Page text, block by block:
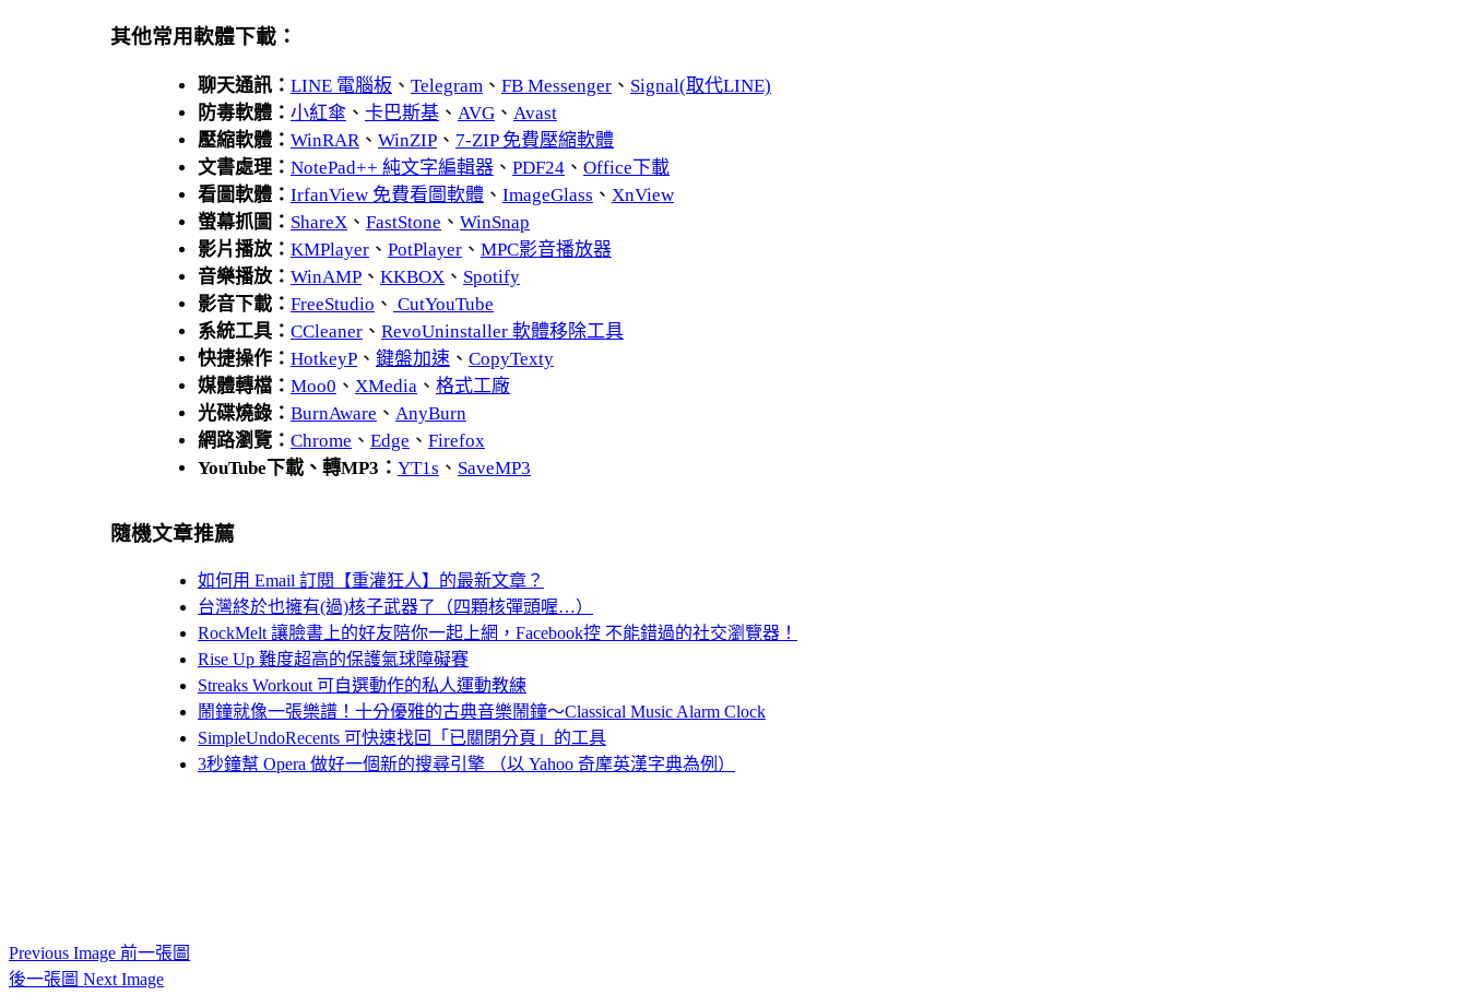
其他常用軟體下載：
聊天通訊： LINE 電腦板 、 Telegram、 FB Messenger、 Signal(取代LINE)
防毒軟體： 小紅傘 、 卡巴斯基、 AVG、 Avast
壓縮軟體： WinRAR、 WinZIP、 7-ZIP 免費壓縮軟體
文書處理： NotePad++ 純文字編輯器、 PDF24、 Office下載
看圖軟體： IrfanView 免費看圖軟體、 ImageGlass 、 XnView
螢幕抓圖： ShareX、 FastStone 、 WinSnap
影片播放： KMPlayer、 PotPlayer、 MPC影音播放器
音樂播放： WinAMP、 KKBOX、 Spotify
影音下載： FreeStudio 、 CutYouTube
系統工具： CCleaner、 RevoUninstaller 軟體移除工具
快捷操作： HotkeyP、 鍵盤加速、 CopyTexty
媒體轉檔： Moo0 、 XMedia、 格式工廠
光碟燒錄： BurnAware 、 AnyBurn
網路瀏覽： Chrome 、 Edge 、 Firefox
YouTube下載、轉MP3： YT1s 、 SaveMP3
隨機文章推薦
如何用 Email 訂閱【重灌狂人】的最新文章？
台灣終於也擁有(過)核子武器了（四顆核彈頭喔…）
RockMelt 讓臉書上的好友陪你一起上網，Facebook控 不能錯過的社交瀏覽器！
Rise Up 難度超高的保護氣球障礙賽
Streaks Workout 可自選動作的私人運動教練
鬧鐘就像一張樂譜！十分優雅的古典音樂鬧鐘～Classical Music Alarm Clock
SimpleUndoRecents 可快速找回「已關閉分頁」的工具
3秒鐘幫 Opera 做好一個新的搜尋引擎 （以 Yahoo 奇摩英漢字典為例）
Previous Image 前一張圖
後一張圖 Next Image